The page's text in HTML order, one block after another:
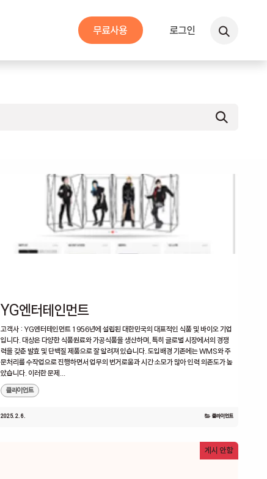
무​​료사용 로그인
YG엔터테인먼트
고객사 : YG엔터테인먼트 1956년에 설립된 대한민국의 대표적인 식품 및 바이오 기업
입니다. 대상은 다양한 식품원료와 가공식품을 생산하며, 특히 글로벌 시장에서의 경쟁
력을 갖춘 발효 및 단백질 제품으로 잘 알려져 있습니다. 도입배경 기존에는 WMS와 주
문처리를 수작업으로 진행하면서 업무의 번거로움과 시간 소모가 많아 인력 의존도가 높
았습니다. 이러한 문제...
클라이언트
2025. 2. 6. 클라이언트
게시 안함